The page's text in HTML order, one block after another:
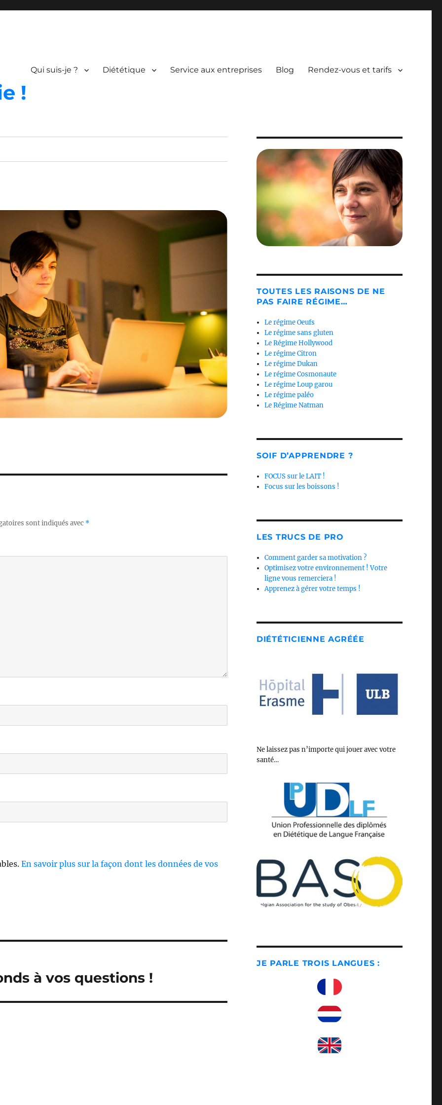
!
Qui suis-je ? Diététique Service aux entreprises Blog Rendez-vous et tarifs
sont indiqués avec *
En savoir plus sur la façon dont les données de vos
à vos questions !
TOUTES LES RAISONS DE NE
PAS FAIRE RÉGIME…
Le régime Oeufs
Le régime sans gluten
Le Régime Hollywood
Le régime Citron
Le régime Dukan
Le régime Cosmonaute
Le régime Loup garou
Le régime paléo
Le Régime Natman
SOIF D’APPRENDRE ?
FOCUS sur le LAIT !
Focus sur les boissons !
LES TRUCS DE PRO
Comment garder sa motivation ?
Optimisez votre environnement ! Votre
ligne vous remerciera !
Apprenez à gérer votre temps !
DIÉTÉTICIENNE AGRÉÉE
Ne laissez pas n’importe qui jouer avec votre
santé…
JE PARLE TROIS LANGUES :